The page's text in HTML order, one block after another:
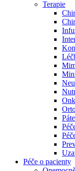
Odborné
Naše
specializaci a
ambulance.
Zůstaňte v
Terapie
Péče o pacienty